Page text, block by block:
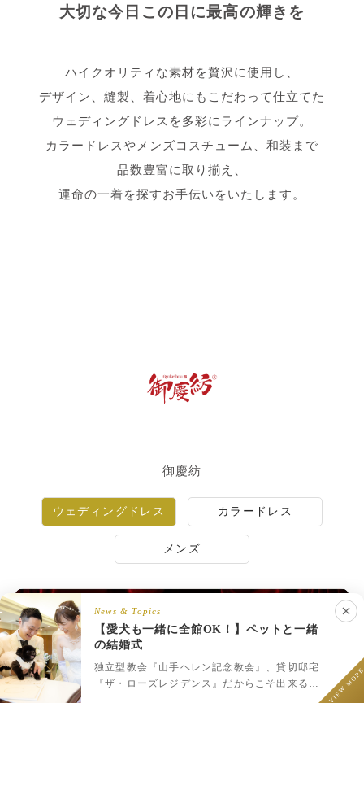
大切な今日この日に最高の輝きを
ハイクオリティな素材を贅沢に使用し、
デザイン、縫製、着心地にもこだわって仕立てた
ウェディングドレスを多彩にラインナップ。
カラードレスやメンズコスチューム、和装まで
品数豊富に取り揃え、
運命の一着を探すお手伝いをいたします。
御慶紡
ウェディングドレス カラードレス
メンズ
フェア予約 プラン一覧 LINEで相談
News & Topics
【愛犬も一緒に全館OK！】ペットと一緒
の結婚式
独立型教会『山手ヘレン記念教会』、貸切邸宅
『ザ・ローズレジデンス』だからこそ出来るペ
VIEW